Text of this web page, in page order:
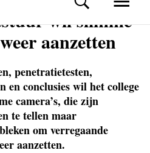
wil slimme
aanzetten
penetratietesten,
en conclusies wil het college
camera’s, die zijn
te tellen maar
om verregaande
aanzetten.